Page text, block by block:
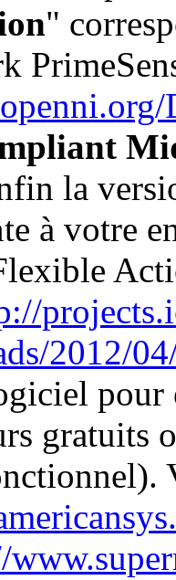
"
la
à votre
2012/
pour
gratuits